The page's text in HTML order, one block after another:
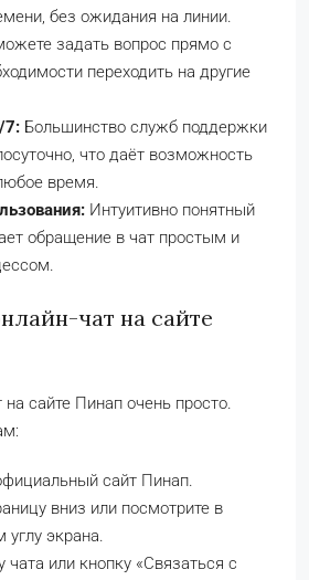
без ожидания на линии.
задать вопрос прямо с
переходить на другие
7: Большинство служб поддержки
что даёт возможность
время.
Интуитивно понятный
обращение в чат простым и
чат на сайте
сайте Пинап очень просто.
сайт Пинап.
вниз или посмотрите в
экрана.
чата или кнопку «Связаться с